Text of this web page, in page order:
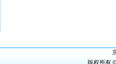
版权所有